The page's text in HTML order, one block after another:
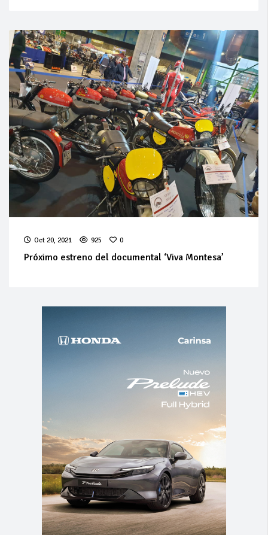
Oct 20, 2021 925 0
Próximo estreno del documental ‘Viva Montesa’